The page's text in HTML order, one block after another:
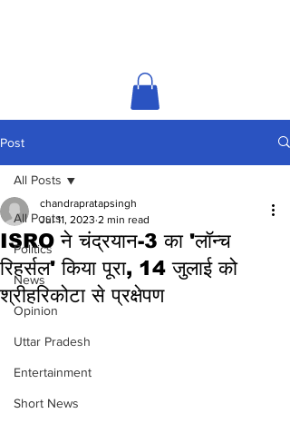
Post
All Posts
Politics
News
Opinion
Uttar Pradesh
Entertainment
Short News
All Posts
ISRO ने चंद्रयान-3 का 'लॉन्च
रिहर्सल' किया पूरा, 14 जुलाई को
श्रीहरिकोटा से प्रक्षेपण
chandrapratapsingh
Jul 11, 2023 2 min read